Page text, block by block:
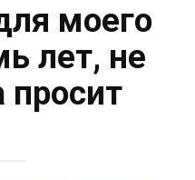
моего
лет, не
просит